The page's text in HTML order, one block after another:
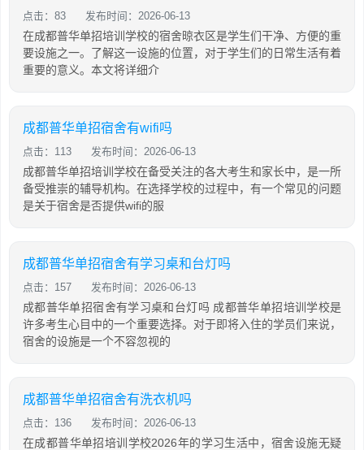
点击：83 发布时间：2026-06-13
在成都普华单招培训学校的宿舍晾衣区是学生们干净、方便的重
要设施之一。了解这一设施的位置，对于学生们的日常生活有着
重要的意义。本文将详细介
成都普华单招宿舍有wifi吗
点击：113 发布时间：2026-06-13
成都普华单招培训学校在备受关注的各大考生和家长中，是一所
备受推崇的辅导机构。在选择学校的过程中，有一个常见的问题
是关于宿舍是否提供wifi的服
成都普华单招宿舍有学习桌和台灯吗
点击：157 发布时间：2026-06-13
成都普华单招宿舍有学习桌和台灯吗 成都普华单招培训学校是
许多考生心目中的一个重要选择。对于即将入住的学员们来说，
宿舍的设施是一个不容忽视的
成都普华单招宿舍有洗衣机吗
点击：136 发布时间：2026-06-13
在成都普华单招培训学校2026年的学习生活中，宿舍设施无疑